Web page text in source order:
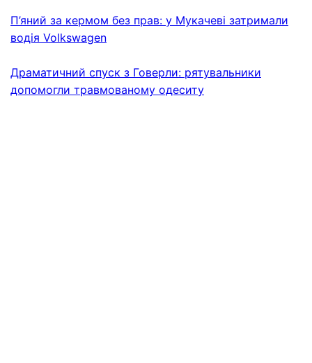
П’яний за кермом без прав: у Мукачеві затримали
водія Volkswagen
Драматичний спуск з Говерли: рятувальники
допомогли травмованому одеситу